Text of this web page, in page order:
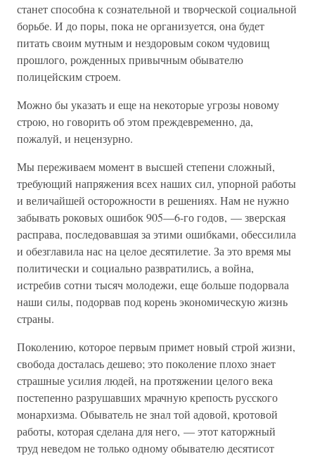
станет способна к сознательной и творческой социальной
борьбе. И до поры, пока не организуется, она будет
питать своим мутным и нездоровым соком чудовищ
прошлого, рожденных привычным обывателю
полицейским строем.
Можно бы указать и еще на некоторые угрозы новому
строю, но говорить об этом преждевременно, да,
пожалуй, и нецензурно.
Мы переживаем момент в высшей степени сложный,
требующий напряжения всех наших сил, упорной работы
и величайшей осторожности в решениях. Нам не нужно
забывать роковых ошибок 905—6-го годов, — зверская
расправа, последовавшая за этими ошибками, обессилила
и обезглавила нас на целое десятилетие. За это время мы
политически и социально развратились, а война,
истребив сотни тысяч молодежи, еще больше подорвала
наши силы, подорвав под корень экономическую жизнь
страны.
Поколению, которое первым примет новый строй жизни,
свобода досталась дешево; это поколение плохо знает
страшные усилия людей, на протяжении целого века
постепенно разрушавших мрачную крепость русского
монархизма. Обыватель не знал той адовой, кротовой
работы, которая сделана для него, — этот каторжный
труд неведом не только одному обывателю десятисот